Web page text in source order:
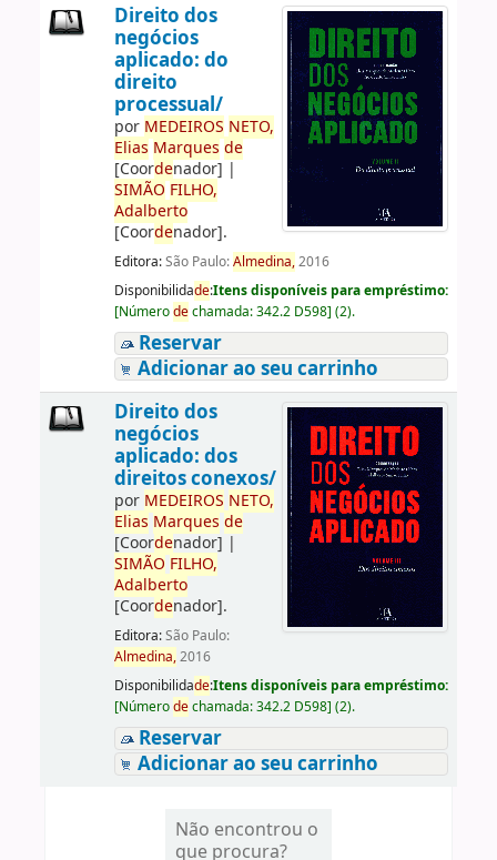
Direito dos
negócios
aplicado: do
direito
processual/
por MEDEIROS NETO,
Elias Marques de
[Coordenador] |
SIMÃO FILHO,
Adalberto
[Coordenador].
Editora:São Paulo:Almedina,2016
Disponibilidade:Itens disponíveis para empréstimo:
[Númerodechamada:342.2 D598] (2).
Reservar
Adicionar ao seu carrinho
Direito dos
negócios
aplicado: dos
direitos conexos/
por MEDEIROS NETO,
Elias Marques de
[Coordenador] |
SIMÃO FILHO,
Adalberto
[Coordenador].
Editora:São Paulo:
Almedina,2016
Disponibilidade:Itens disponíveis para empréstimo:
[Númerodechamada:342.2 D598] (2).
Reservar
Adicionar ao seu carrinho
Não encontrou o
que procura?